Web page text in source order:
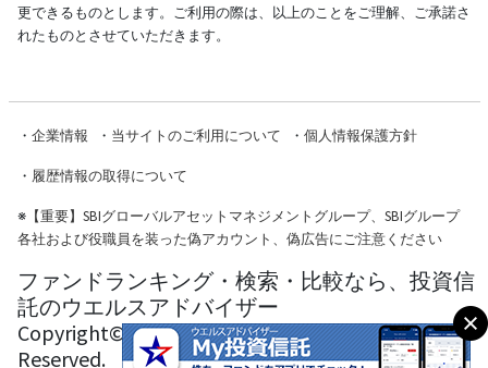
更できるものとします。ご利用の際は、以上のことをご理解、ご承諾さ
れたものとさせていただきます。
・ 企業情報 ・ 当サイトのご利用について ・ 個人情報保護方針
・ 履歴情報の取得について
※【重要】SBIグローバルアセットマネジメントグループ、SBIグループ
各社および役職員を装った偽アカウント、偽広告にご注意ください
ファンドランキング・検索・比較なら、投資信
託のウエルスアドバイザー
Copyright© Wealth Advisor Co., Ltd. All Rights
Reserved.